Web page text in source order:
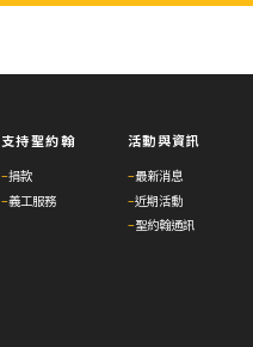
支持聖約翰
–捐款
–義工服務
活動與資訊
–最新消息
–近期活動
–聖約翰通訊